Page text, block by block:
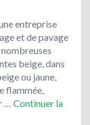
ont
toujours
la
cote
!
entreprise
et de pavage
beige, dans
ou jaune,
flammée,
… Continuer la